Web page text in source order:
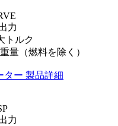
力
トルク
量（燃料を除く）
ター 製品詳細
力